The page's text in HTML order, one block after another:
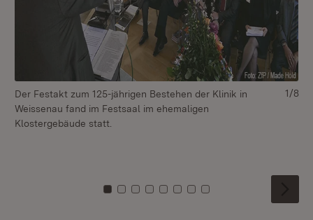
Der Festakt zum 125-jährigen Bestehen der Klinik in
Weissenau fand im Festsaal im ehemaligen
Klostergebäude statt.
Zu Kachel: 0
Zu Kachel: 1
Zu Kachel: 2
Zu Kachel: 3
Zu Kachel: 4
Zu Kachel: 5
Zu Kachel: 6
Zu Kachel: 7
1/8